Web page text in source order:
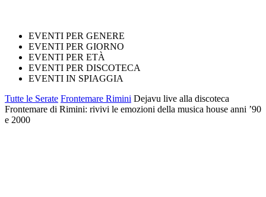
EVENTI PER GENERE
EVENTI PER GIORNO
EVENTI PER ETÀ
EVENTI PER DISCOTECA
EVENTI IN SPIAGGIA
Tutte le Serate Frontemare Rimini Dejavu live alla discoteca
Frontemare di Rimini: rivivi le emozioni della musica house anni ’90
e 2000